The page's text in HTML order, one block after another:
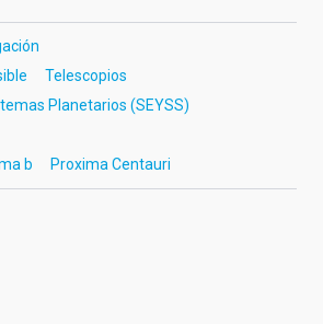
Telescopios
Planetarios (SEYSS)
b Proxima Centauri